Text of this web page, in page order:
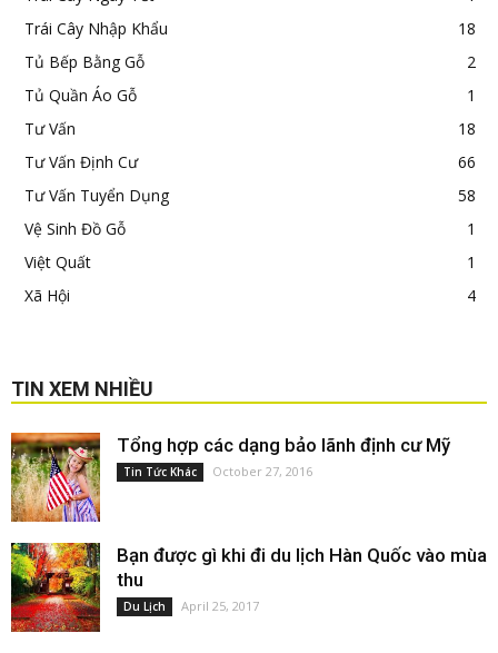
Trái Cây Nhập Khẩu
18
Tủ Bếp Bằng Gỗ
2
Tủ Quần Áo Gỗ
1
Tư Vấn
18
Tư Vấn Định Cư
66
Tư Vấn Tuyển Dụng
58
Vệ Sinh Đồ Gỗ
1
Việt Quất
1
Xã Hội
4
TIN XEM NHIỀU
Tổng hợp các dạng bảo lãnh định cư Mỹ
Tin Tức Khác October 27, 2016
Bạn được gì khi đi du lịch Hàn Quốc vào mùa
thu
Du Lịch April 25, 2017